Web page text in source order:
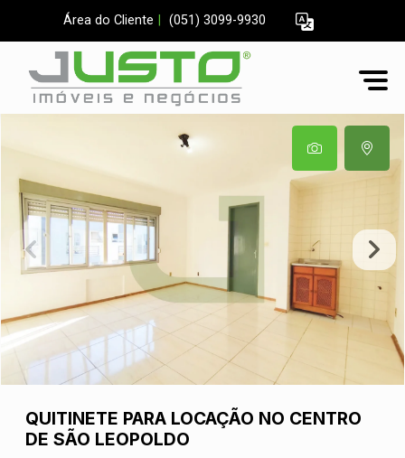
Área do Cliente (051) 3099-9930
QUITINETE PARA LOCAÇÃO NO CENTRO
DE SÃO LEOPOLDO